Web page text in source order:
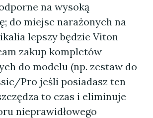
na wysoką
do miejsc narażonych na
lepszy będzie Viton
zakup kompletów
do modelu (np. zestaw do
Pro jeśli posiadasz ten
to czas i eliminuje
nieprawidłowego